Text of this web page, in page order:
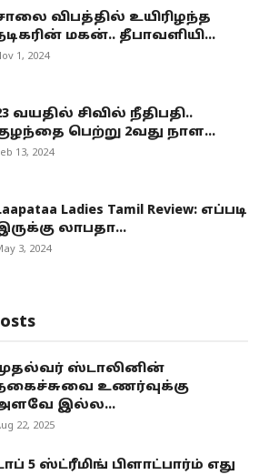
விபத்தில் உயிரிழந்த
மகன்.. தீபாவளியி...
1, 2024
வயதில் சிவில் நீதிபதி..
பெற்று 2வது நாள...
13, 2024
Ladies Tamil Review: எப்படி
லாபதா...
3, 2024
ஸ்டாலினின்
உணர்வுக்கு
இல்ல...
22, 2025
5 ஸ்ட்ரீமிங் பிளாட்பார்ம் எது